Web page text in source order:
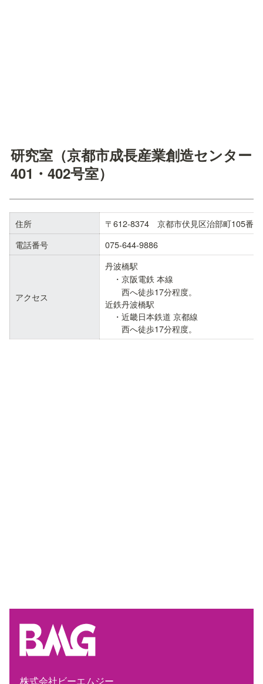
研究室（京都市成長産業創造センター
401・402号室）
住所
〒612-8374　京都市伏見区治部町105番地
電話番号
075-644-9886
アクセス
丹波橋駅
・京阪電鉄 本線
西へ徒歩17分程度。
近鉄丹波橋駅
・近畿日本鉄道 京都線
西へ徒歩17分程度。
株式会社ビーエムジー